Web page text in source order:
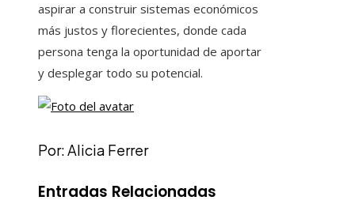
aspirar a construir sistemas económicos
más justos y florecientes, donde cada
persona tenga la oportunidad de aportar
y desplegar todo su potencial.
Por: Alicia Ferrer
Entradas Relacionadas